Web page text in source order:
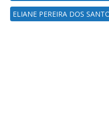
ELIANE PEREIRA DOS